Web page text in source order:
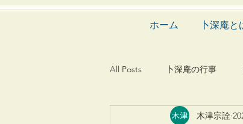
ホーム 卜深庵と
All Posts 卜深庵の行事
漢詩 俳諧
木津宗詮